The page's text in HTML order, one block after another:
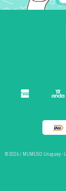
© 2026 / MUMUSO Uruguay -